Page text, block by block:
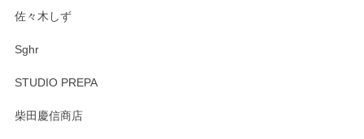
佐々木しず
Sghr
STUDIO PREPA
柴田慶信商店